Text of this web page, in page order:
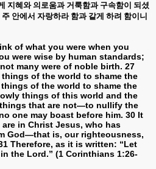
지혜와 의로움과 거룩함과 구속함이 되셨
안에서 자랑하라 함과 같게 하려 함이니
of what you were when you
were wise by human standards;
many were of noble birth. 27
of the world to shame the
of the world to shame the
things of this world and the
that are not—to nullify the
one may boast before him. 30 It
in Christ Jesus, who has
God—that is, our righteousness,
Therefore, as it is written: “Let
the Lord.” (1 Corinthians 1:26-